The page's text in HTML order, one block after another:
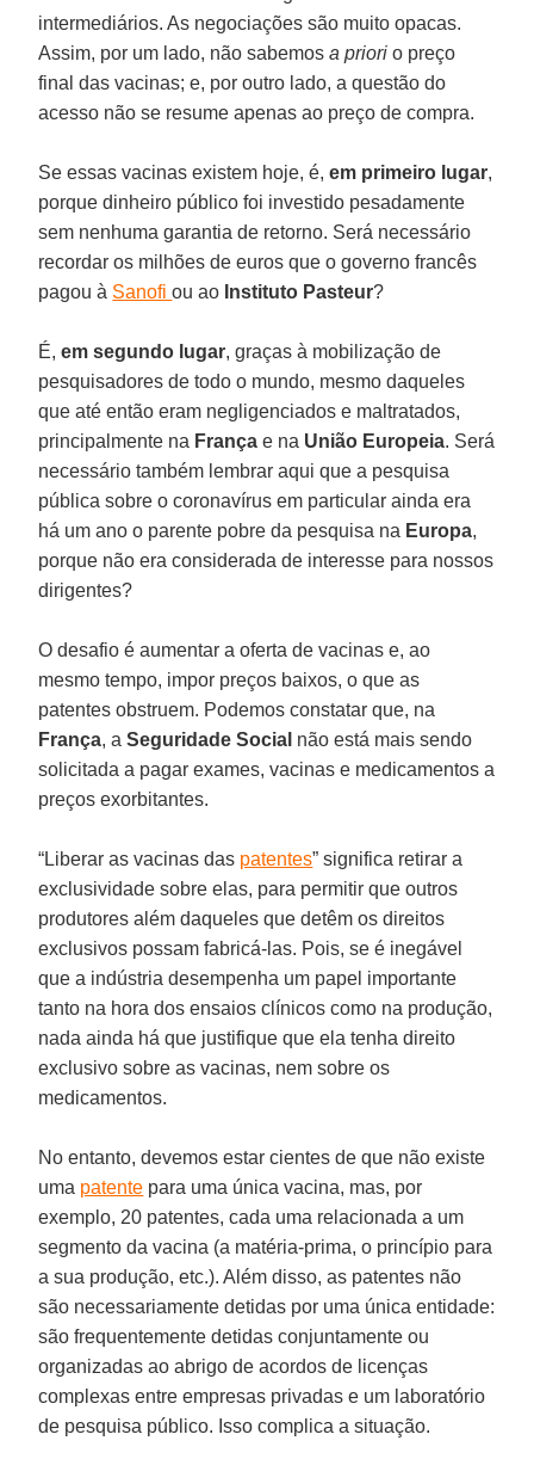
intermediários. As negociações são muito opacas.
Assim, por um lado, não sabemosa priori o preço
final das vacinas; e, por outro lado, a questão do
acesso não se resume apenas ao preço de compra.
Se essas vacinas existem hoje, é,em primeiro lugar,
porque dinheiro público foi investido pesadamente
sem nenhuma garantia de retorno. Será necessário
recordar os milhões de euros que o governo francês
pagou à Sanofiou ao Instituto Pasteur?
É,em segundo lugar, graças à mobilização de
pesquisadores de todo o mundo, mesmo daqueles
que até então eram negligenciados e maltratados,
principalmente na França e na União Europeia. Será
necessário também lembrar aqui que a pesquisa
pública sobre o coronavírus em particular ainda era
há um ano o parente pobre da pesquisa na Europa,
porque não era considerada de interesse para nossos
dirigentes?
O desafio é aumentar a oferta de vacinas e, ao
mesmo tempo, impor preços baixos, o que as
patentes obstruem. Podemos constatar que, na
França, aSeguridade Social não está mais sendo
solicitada a pagar exames, vacinas e medicamentos a
preços exorbitantes.
“Liberar as vacinas das patentes” significa retirar a
exclusividade sobre elas, para permitir que outros
produtores além daqueles que detêm os direitos
exclusivos possam fabricá-las. Pois, se é inegável
que a indústria desempenha um papel importante
tanto na hora dos ensaios clínicos como na produção,
nada ainda há que justifique que ela tenha direito
exclusivo sobre as vacinas, nem sobre os
medicamentos.
No entanto, devemos estar cientes de que não existe
uma patente para uma única vacina, mas, por
exemplo, 20 patentes, cada uma relacionada a um
segmento da vacina (a matéria-prima, o princípio para
a sua produção, etc.). Além disso, as patentes não
são necessariamente detidas por uma única entidade:
são frequentemente detidas conjuntamente ou
organizadas ao abrigo de acordos de licenças
complexas entre empresas privadas e um laboratório
de pesquisa público. Isso complica a situação.